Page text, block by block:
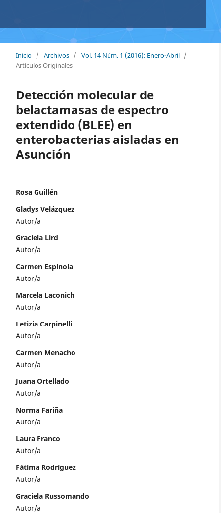
Inicio / Archivos / Vol. 14 Núm. 1 (2016): Enero-Abril /
Artículos Originales
Detección molecular de
belactamasas de espectro
extendido (BLEE) en
enterobacterias aisladas en
Asunción
Rosa Guillén
Gladys Velázquez
Autor/a
Graciela Lird
Autor/a
Carmen Espinola
Autor/a
Marcela Laconich
Autor/a
Letizia Carpinelli
Autor/a
Carmen Menacho
Autor/a
Juana Ortellado
Autor/a
Norma Fariña
Autor/a
Laura Franco
Autor/a
Fátima Rodríguez
Autor/a
Graciela Russomando
Autor/a